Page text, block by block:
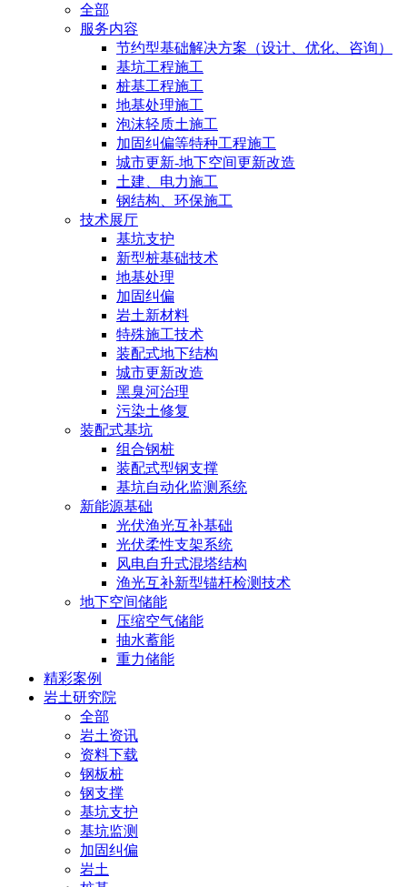
全部
服务内容
节约型基础解决方案（设计、优化、咨询）
基坑工程施工
桩基工程施工
地基处理施工
泡沫轻质土施工
加固纠偏等特种工程施工
城市更新-地下空间更新改造
土建、电力施工
钢结构、环保施工
技术展厅
基坑支护
新型桩基础技术
地基处理
加固纠偏
岩土新材料
特殊施工技术
装配式地下结构
城市更新改造
黑臭河治理
污染土修复
装配式基坑
组合钢桩
装配式型钢支撑
基坑自动化监测系统
新能源基础
光伏渔光互补基础
光伏柔性支架系统
风电自升式混塔结构
渔光互补新型锚杆检测技术
地下空间储能
压缩空气储能
抽水蓄能
重力储能
精彩案例
岩土研究院
全部
岩土资讯
资料下载
钢板桩
钢支撑
基坑支护
基坑监测
加固纠偏
岩土